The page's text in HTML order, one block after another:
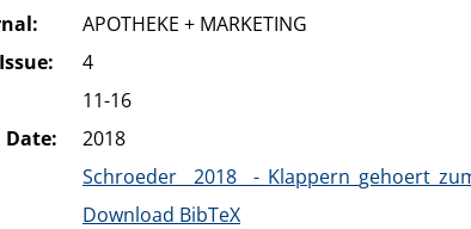
APOTHEKE + MARKETING
4
11-16
2018
Schroeder__2018__-
Download BibTeX